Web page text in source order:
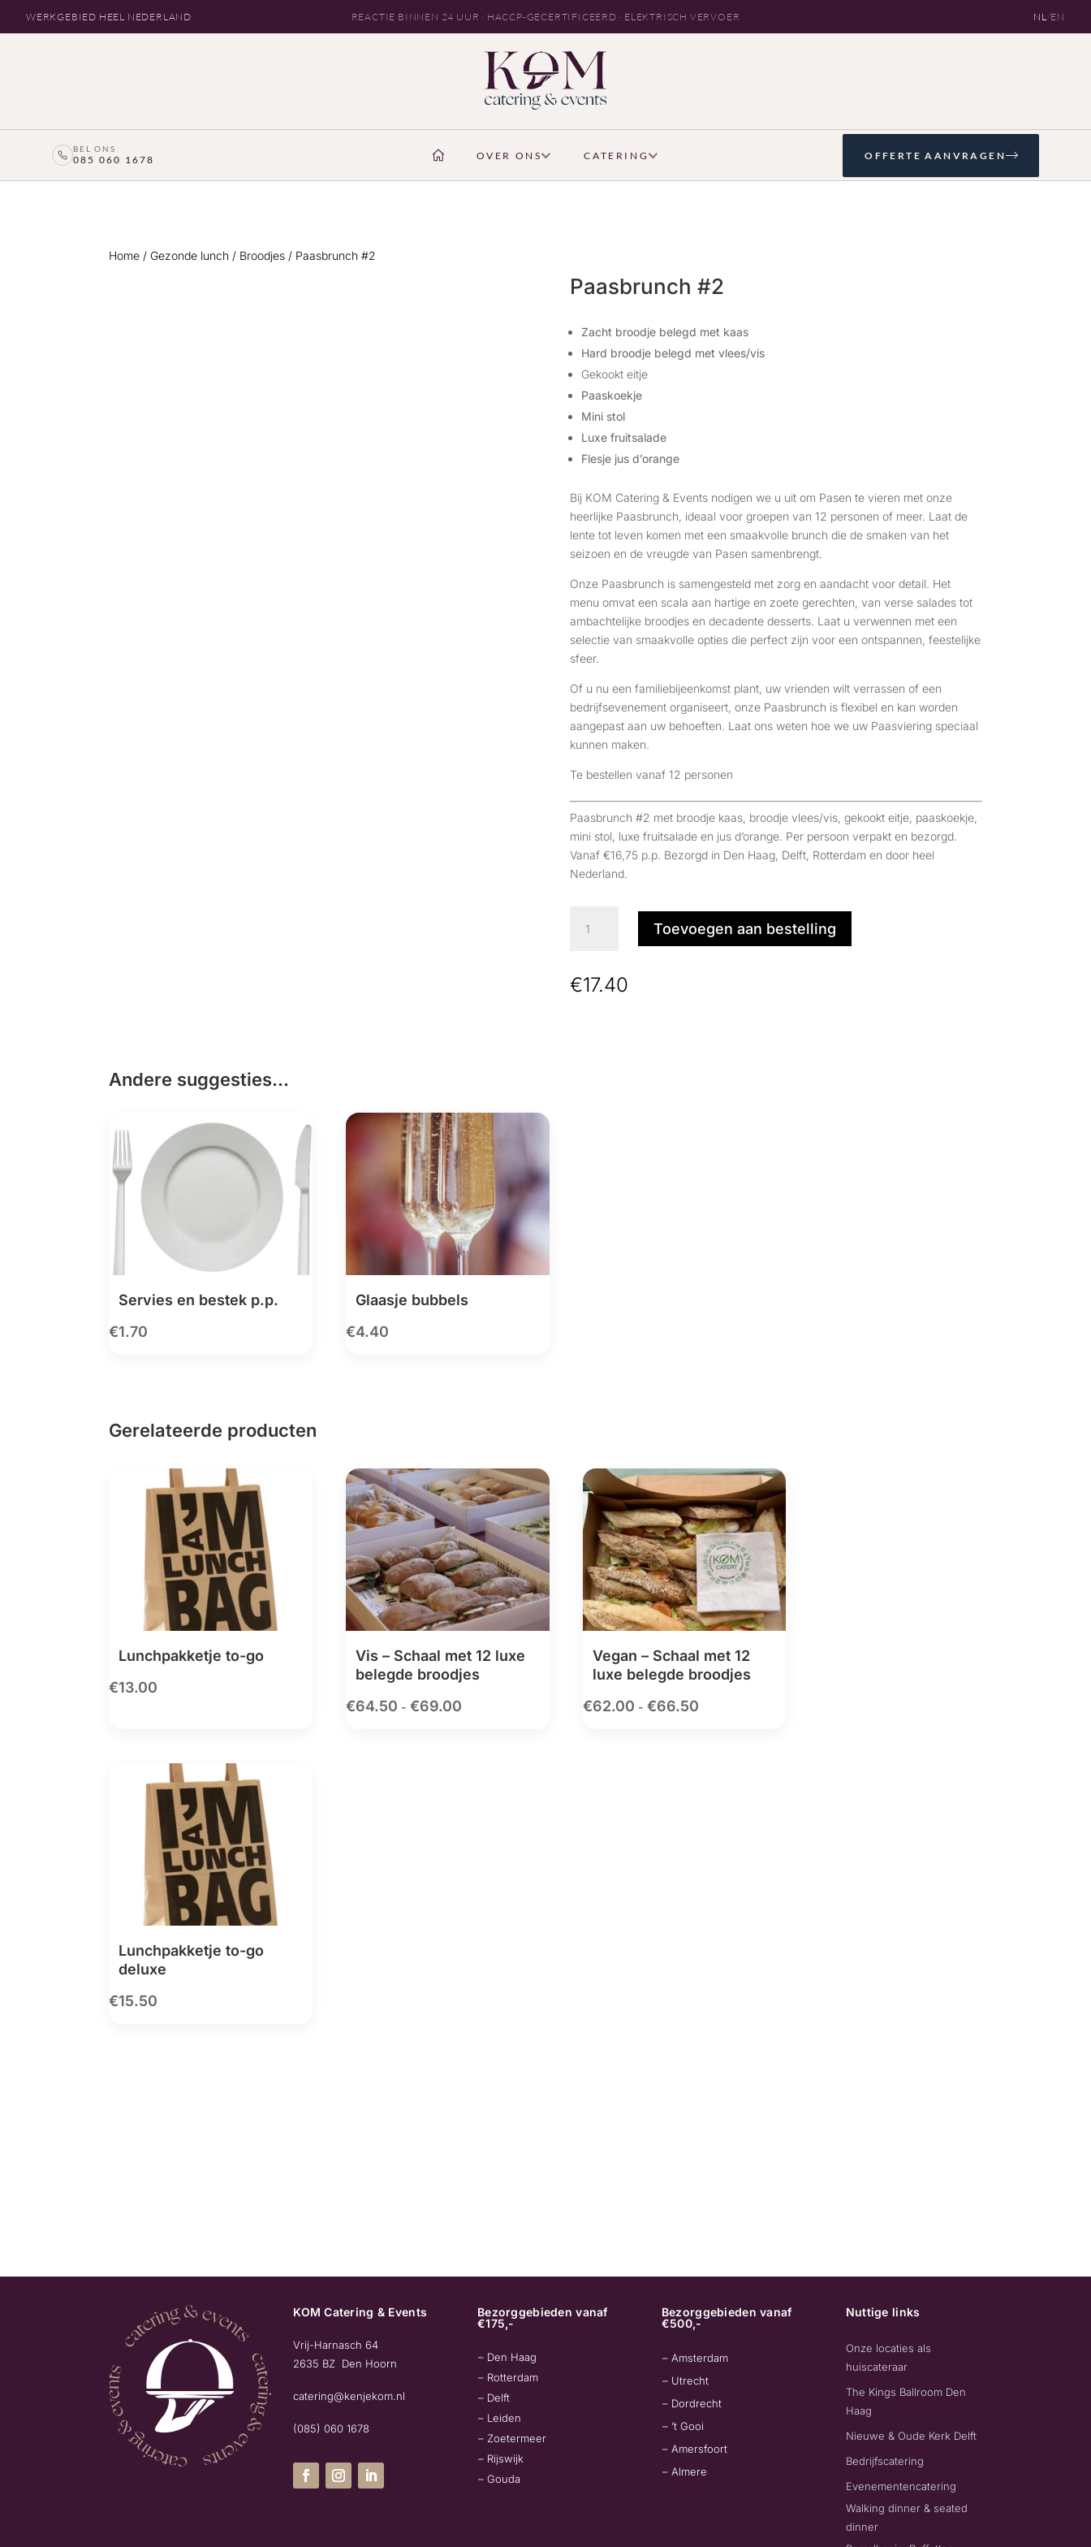
WERKGEBIED HEEL NEDERLAND REACTIE BINNEN 24 UUR · HACCP-GECERTIFICEERD · ELEKTRISCH VERVOER NL/EN
BEL ONS
085 060 1678 OVER ONS CATERING OFFERTE AANVRAGEN
Home / Gezonde lunch / Broodjes / Paasbrunch #2
Paasbrunch #2
Zacht broodje belegd met kaas
Hard broodje belegd met vlees/vis
Gekookt eitje
Paaskoekje
Mini stol
Luxe fruitsalade
Flesje jus d’orange
Bij KOM Catering & Events nodigen we u uit om Pasen te vieren met onze
heerlijke Paasbrunch, ideaal voor groepen van 12 personen of meer. Laat de
lente tot leven komen met een smaakvolle brunch die de smaken van het
seizoen en de vreugde van Pasen samenbrengt.
Onze Paasbrunch is samengesteld met zorg en aandacht voor detail. Het
menu omvat een scala aan hartige en zoete gerechten, van verse salades tot
ambachtelijke broodjes en decadente desserts. Laat u verwennen met een
selectie van smaakvolle opties die perfect zijn voor een ontspannen, feestelijke
sfeer.
Of u nu een familiebijeenkomst plant, uw vrienden wilt verrassen of een
bedrijfsevenement organiseert, onze Paasbrunch is flexibel en kan worden
aangepast aan uw behoeften. Laat ons weten hoe we uw Paasviering speciaal
kunnen maken.
Te bestellen vanaf 12 personen
Paasbrunch #2 met broodje kaas, broodje vlees/vis, gekookt eitje, paaskoekje,
mini stol, luxe fruitsalade en jus d’orange. Per persoon verpakt en bezorgd.
Vanaf €16,75 p.p. Bezorgd in Den Haag, Delft, Rotterdam en door heel
Nederland.
Toevoegen aan bestelling
€17.40
Andere suggesties…
Servies en bestek p.p.
€1.70
Glaasje bubbels
€4.40
Gerelateerde producten
Lunchpakketje to-go
€13.00
Vis – Schaal met 12 luxe
belegde broodjes
€64.50 - €69.00
Vegan – Schaal met 12
luxe belegde broodjes
€62.00 - €66.50Prijsklasse:
Lunchpakketje to-go
deluxe
€15.50
KOM Catering & Events
Vrij-Harnasch 64
2635 BZ Den Hoorn
catering@kenjekom.nl
(085) 060 1678
Bezorggebieden vanaf
€175,-
– Den Haag
– Rotterdam
– Delft
– Leiden
– Zoetermeer
– Rijswijk
– Gouda
Bezorggebieden vanaf
€500,-
– Amsterdam
– Utrecht
– Dordrecht
– ’t Gooi
– Amersfoort
– Almere
Nuttige links
Onze locaties als
huiscateraar
The Kings Ballroom Den
Haag
Nieuwe & Oude Kerk Delft
Bedrijfscatering
Evenementencatering
Walking dinner & seated
dinner